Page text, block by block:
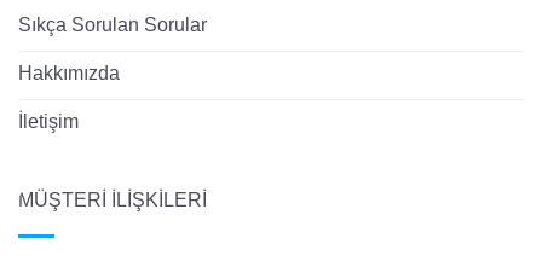
Sıkça Sorulan Sorular
Hakkımızda
İletişim
MÜŞTERİ İLİŞKİLERİ